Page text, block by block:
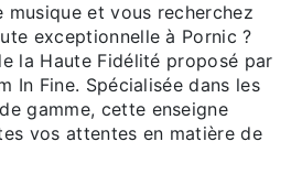
musique et vous recherchez
exceptionnelle à Pornic ?
la Haute Fidélité proposé par
In Fine. Spécialisée dans les
gamme, cette enseigne
vos attentes en matière de